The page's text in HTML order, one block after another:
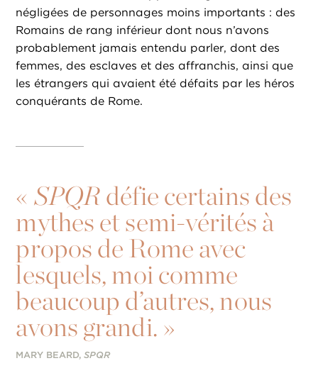
négligées de personnages moins importants : des
Romains de rang inférieur dont nous n’avons
probablement jamais entendu parler, dont des
femmes, des esclaves et des affranchis, ainsi que
les étrangers qui avaient été défaits par les héros
conquérants de Rome.
« SPQR défie certains des
mythes et semi-vérités à
propos de Rome avec
lesquels, moi comme
beaucoup d’autres, nous
avons grandi. »
MARY BEARD,SPQR